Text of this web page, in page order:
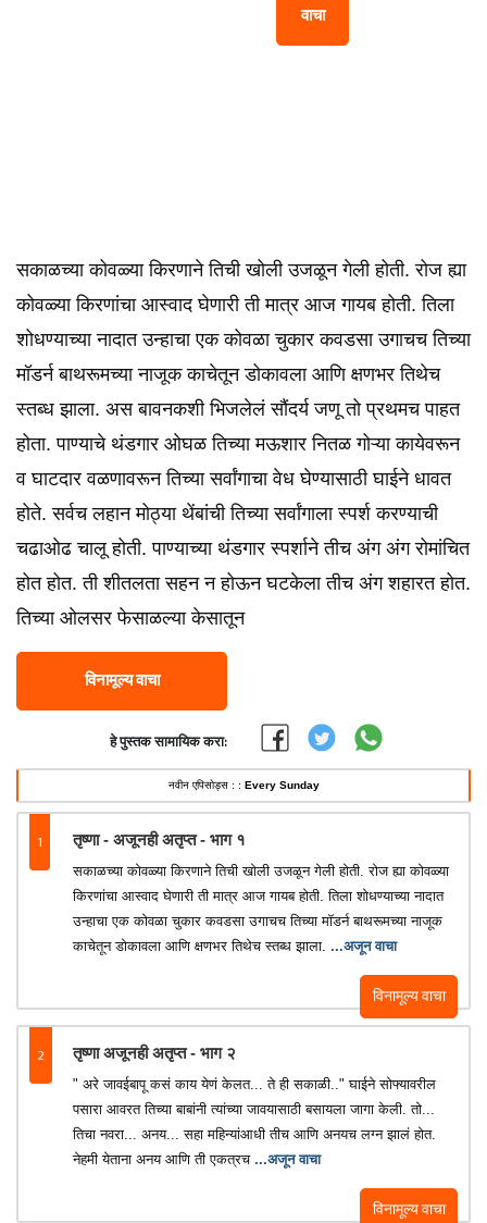
वाचा
सकाळच्या कोवळ्या किरणाने तिची खोली उजळून गेली होती. रोज ह्या
कोवळ्या किरणांचा आस्वाद घेणारी ती मात्र आज गायब होती. तिला
शोधण्याच्या नादात उन्हाचा एक कोवळा चुकार कवडसा उगाचच तिच्या
मॉडर्न बाथरूमच्या नाजूक काचेतून डोकावला आणि क्षणभर तिथेच
स्तब्ध झाला. अस बावनकशी भिजलेलं सौंदर्य जणू तो प्रथमच पाहत
होता. पाण्याचे थंडगार ओघळ तिच्या मऊशार नितळ गोऱ्या कायेवरून
व घाटदार वळणावरून तिच्या सर्वांगाचा वेध घेण्यासाठी घाईने धावत
होते. सर्वच लहान मोठ्या थेंबांची तिच्या सर्वांगाला स्पर्श करण्याची
चढाओढ चालू होती. पाण्याच्या थंडगार स्पर्शाने तीच अंग अंग रोमांचित
होत होत. ती शीतलता सहन न होऊन घटकेला तीच अंग शहारत होत.
तिच्या ओलसर फेसाळल्या केसातून
विनामूल्य वाचा
हे पुस्तक सामायिक करा:
नवीन एपिसोड्स : : Every Sunday
1 तृष्णा - अजूनही अतृप्त - भाग १
विनामूल्य वाचा
सकाळच्या कोवळ्या किरणाने तिची खोली उजळून गेली होती. रोज ह्या कोवळ्या
किरणांचा आस्वाद घेणारी ती मात्र आज गायब होती. तिला शोधण्याच्या नादात
उन्हाचा एक कोवळा चुकार कवडसा उगाचच तिच्या मॉडर्न बाथरूमच्या नाजूक
काचेतून डोकावला आणि क्षणभर तिथेच स्तब्ध झाला. ...अजून वाचा
2 तृष्णा अजूनही अतृप्त - भाग २
विनामूल्य वाचा
" अरे जावईबापू कसं काय येणं केलत... ते ही सकाळी.." घाईने सोफ्यावरील
पसारा आवरत तिच्या बाबांनी त्यांच्या जावयासाठी बसायला जागा केली. तो...
तिचा नवरा... अनय... सहा महिन्यांआधी तीच आणि अनयच लग्न झालं होत.
नेहमी येताना अनय आणि ती एकत्रच ...अजून वाचा